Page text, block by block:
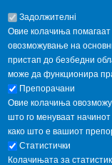
ГАЛЕРИЈА
Задолжителнi
Овие колачиња помагаат
овозможување на
пристап до безбедни
може да функционира
Препорачани
Овие колачиња
што го менуваат начинот
како што е вашиот
Статистички
Колачињата за